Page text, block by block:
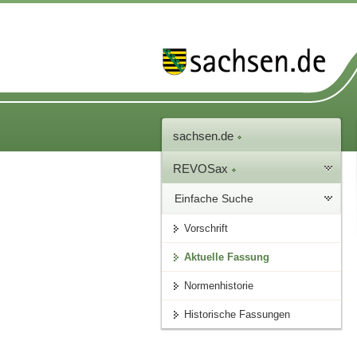
sachsen.de
REVOSax
Einfache Suche
Vorschrift
Aktuelle Fassung
Normenhistorie
Historische Fassungen